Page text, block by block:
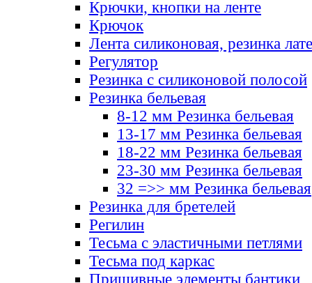
Крючки, кнопки на ленте
Крючок
Лента силиконовая, резинка
Регулятор
Резинка с силиконовой полосой
Резинка бельевая
8-12 мм Резинка бельевая
13-17 мм Резинка бельевая
18-22 мм Резинка бельевая
23-30 мм Резинка бельевая
32 =>> мм Резинка бельевая
Резинка для бретелей
Регилин
Тесьма с эластичными петлями
Тесьма под каркас
Пришивные элементы бантики